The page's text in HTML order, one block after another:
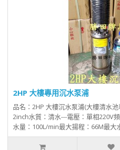
2HP 大樓專用沉水泵浦
品名：2HP 大樓沉水泵浦(大樓清水
2inch水質：清水---電壓：單相220V
水量：100L/min最大揚程：66M最大